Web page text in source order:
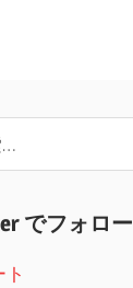
でフォロー